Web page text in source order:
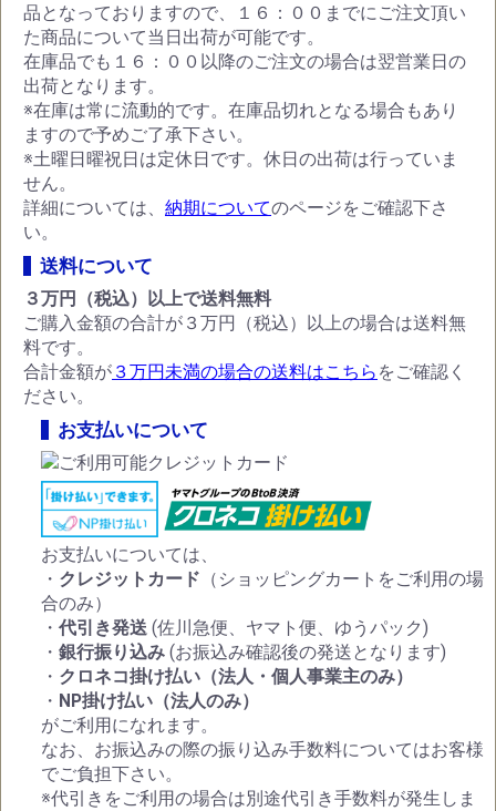
品となっておりますので、１６：００までにご注文頂い
た商品について当日出荷が可能です。
在庫品でも１６：００以降のご注文の場合は翌営業日の
出荷となります。
※在庫は常に流動的です。在庫品切れとなる場合もあり
ますので予めご了承下さい。
※土曜日曜祝日は定休日です。休日の出荷は行っていま
せん。
詳細については、 納期についてのページをご確認下さ
い。
送料について
３万円（税込）以上で送料無料
ご購入金額の合計が３万円（税込）以上の場合は送料無
料です。
合計金額が ３万円未満の場合の送料はこちら をご確認く
ださい。
お支払いについて
お支払いについては、
・ クレジットカード （ショッピングカートをご利用の場
合のみ）
・代引き発送 (佐川急便、ヤマト便、ゆうパック)
・銀行振り込み (お振込み確認後の発送となります)
・ クロネコ掛け払い（法人・個人事業主のみ）
・ NP掛け払い（法人のみ）
がご利用になれます。
なお、お振込みの際の振り込み手数料についてはお客様
でご負担下さい。
※代引きをご利用の場合は別途代引き手数料が発生しま